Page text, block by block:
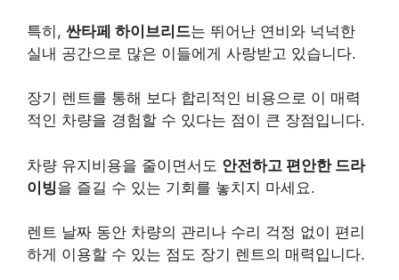
특히, 싼타페 하이브리드는 뛰어난 연비와 넉넉한
실내 공간으로 많은 이들에게 사랑받고 있습니다.
장기 렌트를 통해 보다 합리적인 비용으로 이 매력
적인 차량을 경험할 수 있다는 점이 큰 장점입니다.
차량 유지비용을 줄이면서도 안전하고 편안한 드라
이빙을 즐길 수 있는 기회를 놓치지 마세요.
렌트 날짜 동안 차량의 관리나 수리 걱정 없이 편리
하게 이용할 수 있는 점도 장기 렌트의 매력입니다.